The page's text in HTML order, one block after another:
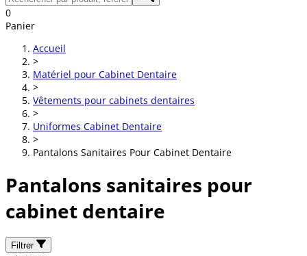
0
Panier
Accueil
>
Matériel pour Cabinet Dentaire
>
Vêtements pour cabinets dentaires
>
Uniformes Cabinet Dentaire
>
Pantalons Sanitaires Pour Cabinet Dentaire
Pantalons sanitaires pour
cabinet dentaire
Filtrer